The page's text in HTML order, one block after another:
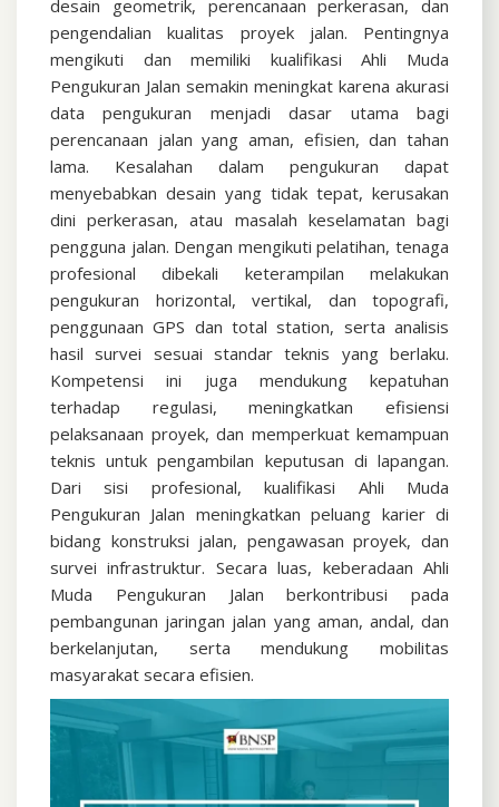
desain geometrik, perencanaan perkerasan, dan
pengendalian kualitas proyek jalan. Pentingnya
mengikuti dan memiliki kualifikasi Ahli Muda
Pengukuran Jalan semakin meningkat karena akurasi
data pengukuran menjadi dasar utama bagi
perencanaan jalan yang aman, efisien, dan tahan
lama. Kesalahan dalam pengukuran dapat
menyebabkan desain yang tidak tepat, kerusakan
dini perkerasan, atau masalah keselamatan bagi
pengguna jalan. Dengan mengikuti pelatihan, tenaga
profesional dibekali keterampilan melakukan
pengukuran horizontal, vertikal, dan topografi,
penggunaan GPS dan total station, serta analisis
hasil survei sesuai standar teknis yang berlaku.
Kompetensi ini juga mendukung kepatuhan
terhadap regulasi, meningkatkan efisiensi
pelaksanaan proyek, dan memperkuat kemampuan
teknis untuk pengambilan keputusan di lapangan.
Dari sisi profesional, kualifikasi Ahli Muda
Pengukuran Jalan meningkatkan peluang karier di
bidang konstruksi jalan, pengawasan proyek, dan
survei infrastruktur. Secara luas, keberadaan Ahli
Muda Pengukuran Jalan berkontribusi pada
pembangunan jaringan jalan yang aman, andal, dan
berkelanjutan, serta mendukung mobilitas
masyarakat secara efisien.